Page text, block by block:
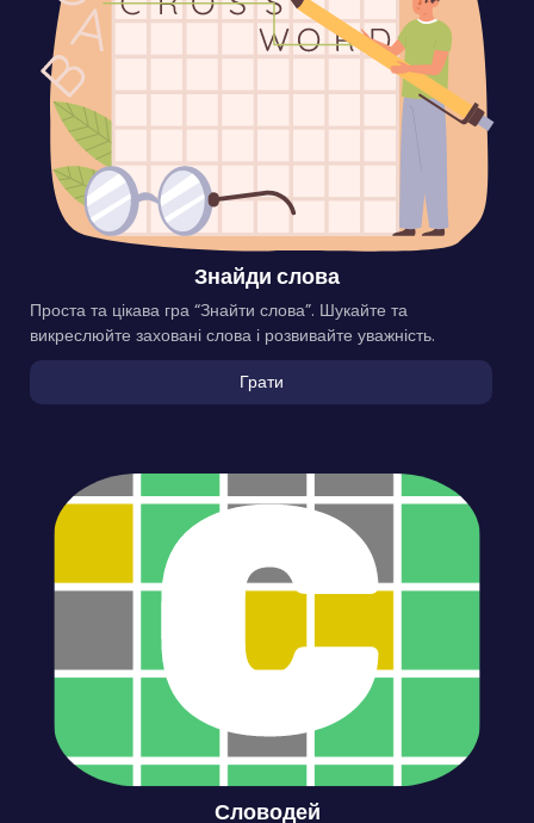
Знайди слова
Проста та цікава гра “Знайти слова”. Шукайте та
викреслюйте заховані слова і розвивайте уважність.
Грати
Словодей